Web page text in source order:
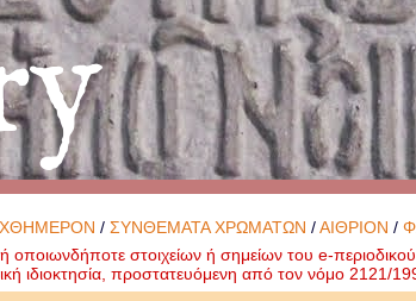
/ΣΥΝΘΕΜΑΤΑ ΧΡΩΜΑΤΩΝ /ΑΙΘΡΙΟΝ /
στοιχείων ή σημείων του e-
ιδιοκτησία, προστατευόμενη από τον νόμο 2121/